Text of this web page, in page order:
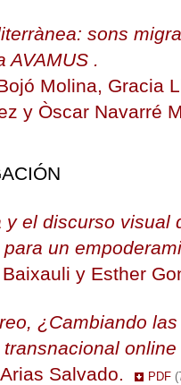
sons
AVAMUS .
Molina, Gracia
y Òscar Navarré
y el discurso visual
un
y Esther
¿Cambiando
online
Salvado.
PDF